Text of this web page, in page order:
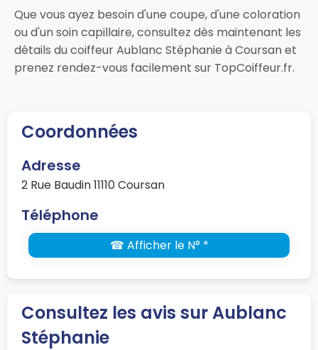
Que vous ayez besoin d'une coupe, d'une coloration
ou d'un soin capillaire, consultez dès maintenant les
détails du coiffeur Aublanc Stéphanie à Coursan et
prenez rendez-vous facilement sur TopCoiffeur.fr.
Coordonnées
Adresse
2 Rue Baudin 11110 Coursan
Téléphone
☎ Afficher le N° *
Consultez les avis sur Aublanc
Stéphanie